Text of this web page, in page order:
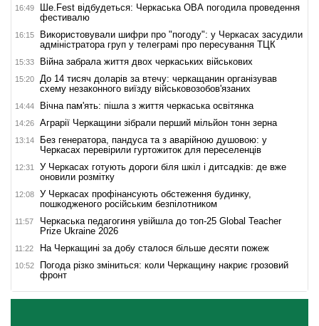
16:49
Ше.Fest відбудеться: Черкаська ОВА погодила проведення
фестивалю
16:15
Використовували шифри про "погоду": у Черкасах засудили
адміністратора груп у телеграмі про пересування ТЦК
15:33 Війна забрала життя двох черкаських військових
15:20
До 14 тисяч доларів за втечу: черкащанин організував
схему незаконного виїзду військовозобов'язаних
14:44 Вічна пам'ять: пішла з життя черкаська освітянка
14:26 Аграрії Черкащини зібрали перший мільйон тонн зерна
13:14
Без генератора, пандуса та з аварійною душовою: у
Черкасах перевірили гуртожиток для переселенців
12:31
У Черкасах готують дороги біля шкіл і дитсадків: де вже
оновили розмітку
12:08
У Черкасах профінансують обстеження будинку,
пошкодженого російським безпілотником
11:57
Черкаська педагогиня увійшла до топ-25 Global Teacher
Prize Ukraine 2026
11:22 На Черкащині за добу сталося більше десяти пожеж
10:52
Погода різко зміниться: коли Черкащину накриє грозовий
фронт